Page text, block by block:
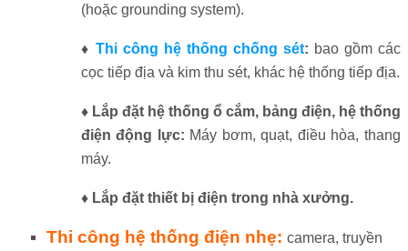
(hoặc grounding system).
♦ Thi công hệ thống chống sét: bao gồm các
cọc tiếp địa và kim thu sét, khác hệ thống tiếp địa.
♦ Lắp đặt hệ thống ổ cắm, bảng điện, hệ thống
điện động lực: Máy bơm, quạt, điều hòa, thang
máy.
♦ Lắp đặt thiết bị điện trong nhà xưởng.
Thi công hệ thống điện nhẹ: camera, truyền